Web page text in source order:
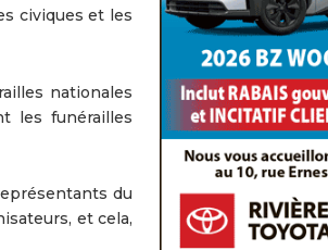
civiques et les
nationales
les funérailles
du
et cela,